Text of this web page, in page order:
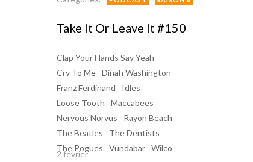
Take It Or Leave It #150
Clap Your Hands Say Yeah
Cry To Me Dinah Washington
Franz Ferdinand
Idles
Loose Tooth
Maccabees
Nervous Norvus
Rayon Beach
The Beatles
The Dentists
The Pogues
Vundabar Wilco
2 février